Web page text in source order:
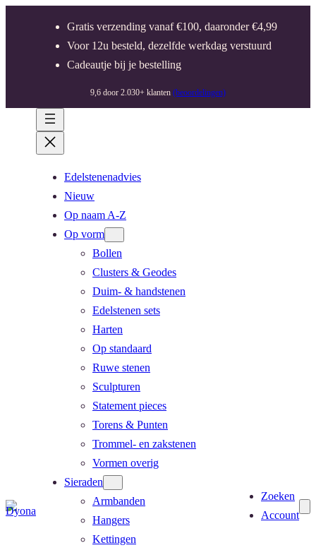
Gratis verzending vanaf €100, daaronder €4,99
Voor 12u besteld, dezelfde werkdag verstuurd
Cadeautje bij je bestelling
9,6 door 2.030+ klanten (beoordelingen)
Edelstenenadvies
Nieuw
Op naam A-Z
Op vorm
Bollen
Clusters & Geodes
Duim- & handstenen
Edelstenen sets
Harten
Op standaard
Ruwe stenen
Sculpturen
Statement pieces
Torens & Punten
Trommel- en zakstenen
Vormen overig
Sieraden
Armbanden
Hangers
Kettingen
Zoeken
Account